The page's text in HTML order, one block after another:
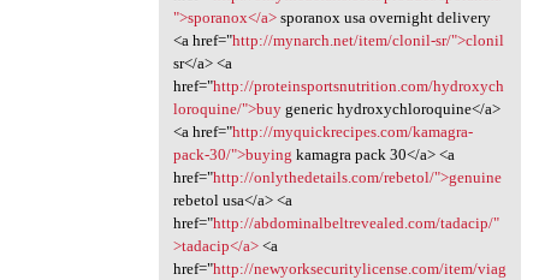
">sporanox</a>sporanox usa overnight delivery
<a href="http://mynarch.net/item/clonil-sr/">clonil
sr</a> <a
href="http://proteinsportsnutrition.com/hydroxych
loroquine/">buygeneric hydroxychloroquine</a>
<a href="http://myquickrecipes.com/kamagra-
pack-30/">buying kamagra pack 30</a> <a
href="http://onlythedetails.com/rebetol/">genuine
rebetol usa</a> <a
href="http://abdominalbeltrevealed.com/tadacip/"
>tadacip</a><a
href="http://newyorksecuritylicense.com/item/viag